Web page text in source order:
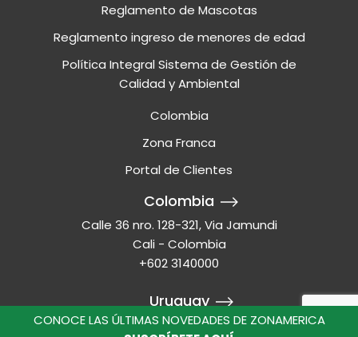
CONOCE LAS ÚLTIMAS NOVEDADES DE ZONAMERICA
Reglamento de Mascotas
Reglamento ingreso de menores de edad
Política Integral Sistema de Gestión de
Calidad y Ambiental
Colombia
Zona Franca
Portal de Clientes
Colombia
Calle 36 nro. 128-321, Via Jamundi
Cali - Colombia
+602 3140000
Uruguay
Ruta 8 - Km 17.500